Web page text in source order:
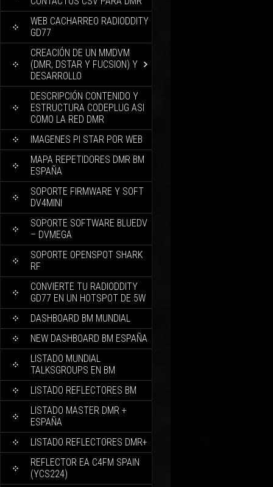
WEB CACHARREO RADIODDITY
GD77
CREACIÓN DE UN MMDVM
(DMR, DSTAR Y FUCSION) Y
DESARROLLO
DESCRIPCIÓN CONTENIDO Y
ESTRUCTURA CODEPLUG ASI
COMO LA RED DMR
IMAGENES PI STAR POR WEB
MAPA REPETIDORES DMR BM
ESPAÑA
SOPORTE FIRMWARE Y SOFT
DV4MINI
SOPORTE SOFTWARE BLUEDV
– DVMEGA
SOPORTE OPENSPOT SHARK
RF
CONVIERTE TU RADIODDITY
GD77 EN UN HOTSPOT DE 5W
DASHBOARD BM MUNDIAL
NEW DASHBOARD BM ESPAÑA
LISTADO MUNDIAL
TALKSGROUPS EN BM
LISTADO REFLECTORES BM
LISTADO MASTER DMR +
ESPAÑA
LISTADO REFLECTORES DMR+
REFLECTOR EA C4FM SPAIN
(YCS224)